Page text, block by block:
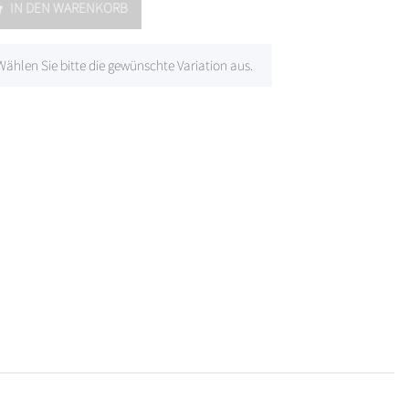
IN DEN WARENKORB
Sie bitte die gewünschte Variation aus.